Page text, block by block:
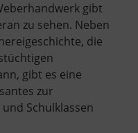
gibt
zu sehen. Neben
die
gibt es eine
zur
Schulklassen